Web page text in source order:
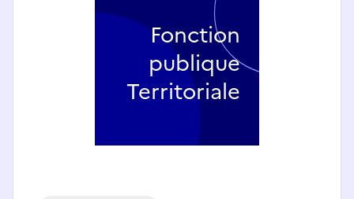
Fonction
publique
Territoriale